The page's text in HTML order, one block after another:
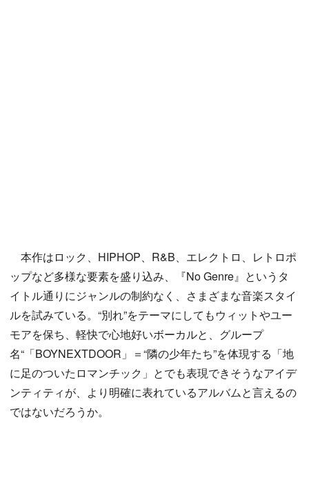
本作はロック、HIPHOP、R&B、エレクトロ、レトロポ
ップなど多様な要素を盛り込み、『No Genre』というタ
イトル通りにジャンルの制約なく、さまざまな音楽スタイ
ルを試みている。“別れ”をテーマにしてもウィットやユー
モアを保ち、軽快で心地好いボーカルと、グループ
名“「BOYNEXTDOOR」＝“隣の少年たち”を体現する「地
に足のついたロマンチック」とでも表現できそうなアイデ
ンティティが、より明確に表れているアルバムと言えるの
ではないだろうか。